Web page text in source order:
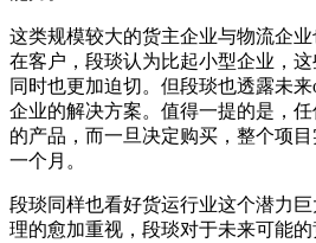
这类规模较大的货主企业与物流企
在客户，段琰认为比起小型企业，这
同时也更加迫切。但段琰也透露未
企业的解决方案。值得一提的是，
的产品，而一旦决定购买，整个项
一个月。
段琰同样也看好货运行业这个潜力
理的愈加重视，段琰对于未来可能